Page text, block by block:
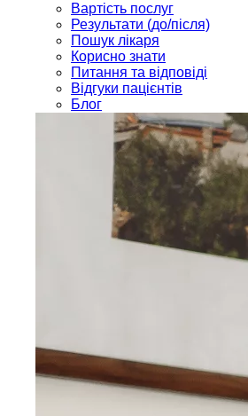
Вартість послуг
Результати (до/після)
Пошук лікаря
Корисно знати
Питання та відповіді
Відгуки пацієнтів
Блог